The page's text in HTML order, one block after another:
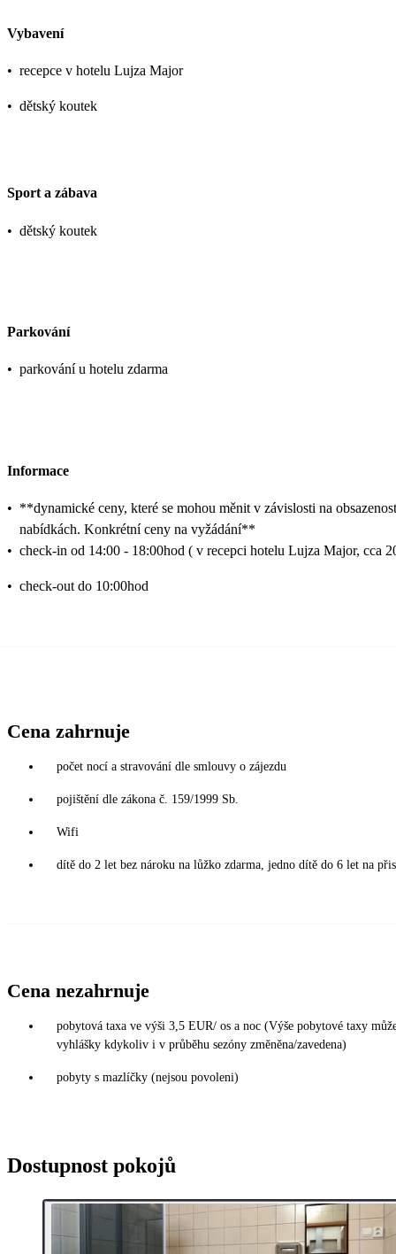
Vybavení
• recepce v hotelu Lujza Major
• dětský koutek
Sport a zábava
• dětský koutek
Parkování
• parkování u hotelu zdarma
Informace
• **dynamické ceny, které se mohou měnit v závislosti na
nabídkách. Konkrétní ceny na vyžádání**
• check-in od 14:00 - 18:00hod ( v recepci hotelu Lujza Major, cca
• check-out do 10:00hod
Cena zahrnuje
počet nocí a stravování dle smlouvy o zájezdu
pojištění dle zákona č. 159/1999 Sb.
Wifi
dítě do 2 let bez nároku na lůžko zdarma, jedno dítě do 6 let na
Cena nezahrnuje
pobytová taxa ve výši 3,5 EUR/ os a noc (Výše pobytové taxy
vyhlášky kdykoliv i v průběhu sezóny změněna/zavedena)
pobyty s mazlíčky (nejsou povoleni)
Dostupnost pokojů